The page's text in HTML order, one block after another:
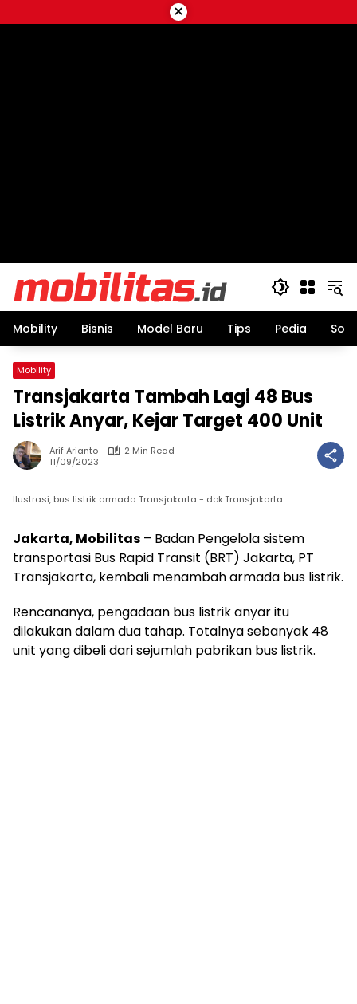
to
×
Mobility Bisnis Model Baru Tips Pedia
Mobility
Transjakarta Tambah Lagi 48 Bus
Listrik Anyar, Kejar Target 400 Unit
Arif Arianto
2 Min Read
11/09/2023
Ilustrasi, bus listrik armada Transjakarta - dok.Transjakarta
Jakarta, Mobilitas – Badan Pengelola sistem
transportasi Bus Rapid Transit (BRT) Jakarta, PT
Transjakarta, kembali menambah armada bus listrik.
Rencananya, pengadaan bus listrik anyar itu
dilakukan dalam dua tahap. Totalnya sebanyak 48
unit yang dibeli dari sejumlah pabrikan bus listrik.